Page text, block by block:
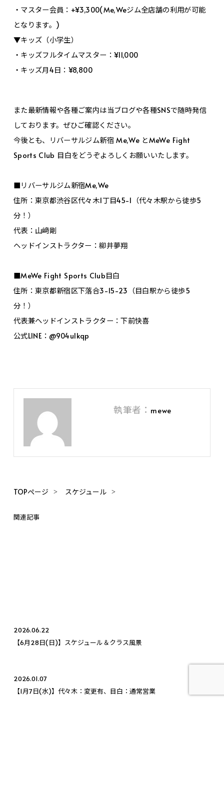
・マスター会員：+¥3,300(Me,Weジム全店舗の利用が可能
となります。)
▼キッズ（小学生）
・キッズフルタイムマスター：¥11,000
・キッズ月4日：¥8,800
また最新情報や各種ご案内は当ブログや各種SNSで随時発信
しております。ぜひご確認ください。
今後とも、リバーサルジム新宿 Me,We とMeWe Fight
Sports Club 目白をどうぞよろしくお願いいたします。
■リバーサルジム新宿Me,We
住所：東京都渋谷区代々木1丁目45-1（代々木駅から徒歩5
分！）
代表：山﨑剛
ヘッドインストラクター：柳井夢翔
■MeWe Fight Sports Club目白
住所：東京都新宿区下落合3-15-23（目白駅から徒歩5
分！）
代表兼ヘッドインストラクター：下前快喜
公式LINE：@904ulkqp
執筆者： mewe
TOPページ スケジュール
関連記事
2026.06.22
【6月28日(日)】スケジュール＆クラス風景
2026.01.07
【1月7日(水)】代々木：変更有、目白：通常営業